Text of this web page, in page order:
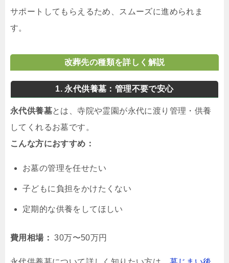
サポートしてもらえるため、スムーズに進められま
す。
改葬先の種類を詳しく解説
1. 永代供養墓：管理不要で安心
永代供養墓とは、寺院や霊園が永代に渡り管理・供養
してくれるお墓です。
こんな方におすすめ：
お墓の管理を任せたい
子どもに負担をかけたくない
定期的な供養をしてほしい
費用相場： 30万〜50万円